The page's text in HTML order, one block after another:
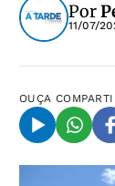
Por
11/07/
OUÇA